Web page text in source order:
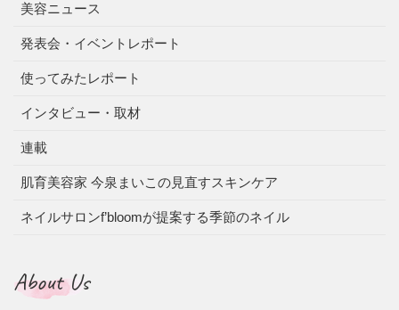
美容ニュース
発表会・イベントレポート
使ってみたレポート
インタビュー・取材
連載
肌育美容家 今泉まいこの見直すスキンケア
ネイルサロンf’bloomが提案する季節のネイル
About Us